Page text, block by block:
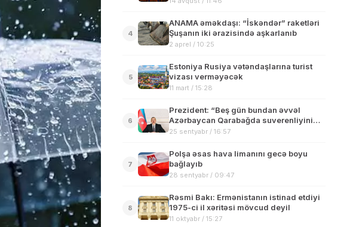
4
ANAMA əməkdaşı: “İskəndər” raketləri
Şuşanın iki ərazisində aşkarlanıb
2 aprel / 10:25
5
Estoniya Rusiya vətəndaşlarına turist
vizası verməyəcək
11 mart / 15:28
6
Prezident: “Beş gün bundan əvvəl
Azərbaycan Qarabağda suverenliyini
tam bərpa etdi”
25 sentyabr / 16:57
7
Polşa əsas hava limanını gecə boyu
bağlayıb
28 sentyabr / 09:47
8
Rəsmi Bakı: Ermənistanın istinad etdiyi
1975-ci il xəritəsi mövcud deyil
11 oktyabr / 15:27